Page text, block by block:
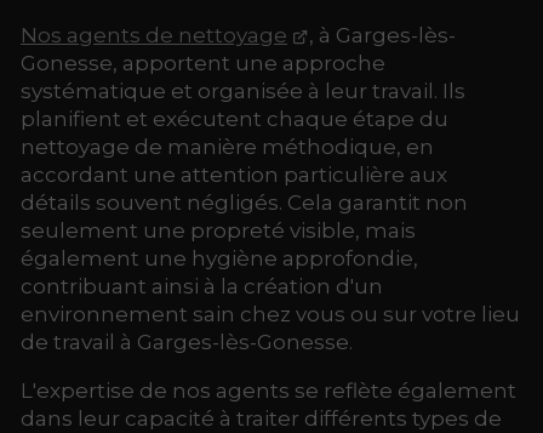
Nos agents de nettoyage
, à Garges-lès-
Gonesse, apportent une approche
systématique et organisée à leur travail. Ils
planifient et exécutent chaque étape du
nettoyage de manière méthodique, en
accordant une attention particulière aux
détails souvent négligés. Cela garantit non
seulement une propreté visible, mais
également une hygiène approfondie,
contribuant ainsi à la création d'un
environnement sain chez vous ou sur votre lieu
de travail à Garges-lès-Gonesse.
L'expertise de nos agents se reflète également
dans leur capacité à traiter différents types de